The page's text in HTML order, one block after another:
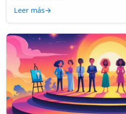
Leer más→